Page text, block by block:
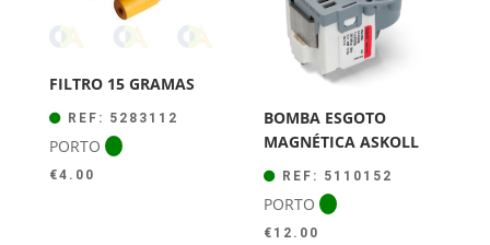
FILTRO 15 GRAMAS
REF: 5283112
PORTO
€4.00
BOMBA ESGOTO
MAGNÉTICA ASKOLL
REF: 5110152
PORTO
€ 12.00